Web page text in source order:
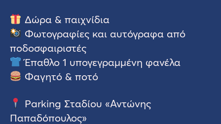
Δώρα & παιχνίδια
Φωτογραφίες και αυτόγραφα από
ποδοσφαιριστές
Έπαθλο 1 υπογεγραμμένη φανέλα
Φαγητό & ποτό
Parking Σταδίου «Αντώνης
Παπαδόπουλος»